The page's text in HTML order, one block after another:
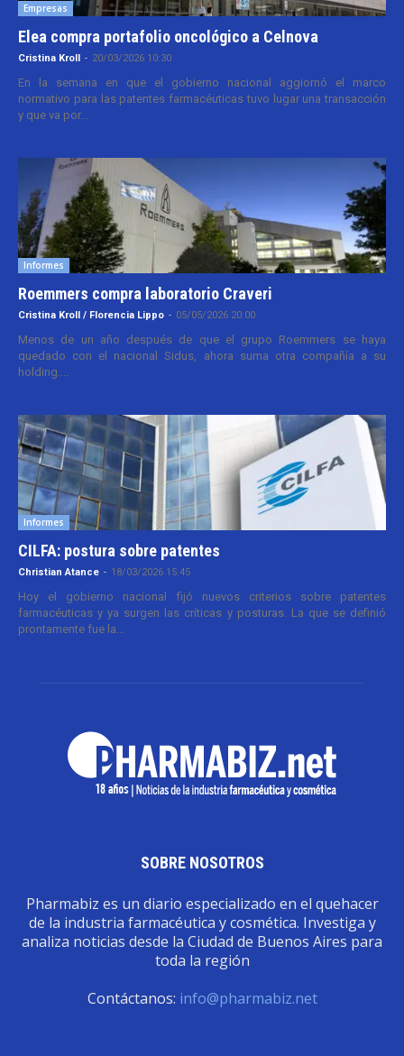
Empresas
Elea compra portafolio oncológico a Celnova
Cristina Kroll - 20/03/2026 10:30
En la semana en que el gobierno nacional aggiornó el marco
normativo para las patentes farmacéuticas tuvo lugar una transacción
y que va por...
Informes
Roemmers compra laboratorio Craveri
Cristina Kroll / Florencia Lippo - 05/05/2026 20:00
Menos de un año después de que el grupo Roemmers se haya
quedado con el nacional Sidus, ahora suma otra compañía a su
holding....
Informes
CILFA: postura sobre patentes
Christian Atance - 18/03/2026 15:45
Hoy el gobierno nacional fijó nuevos criterios sobre patentes
farmacéuticas y ya surgen las críticas y posturas. La que se definió
prontamente fue la...
SOBRE NOSOTROS
Pharmabiz es un diario especializado en el quehacer
de la industria farmacéutica y cosmética. Investiga y
analiza noticias desde la Ciudad de Buenos Aires para
toda la región
Contáctanos: info@pharmabiz.net